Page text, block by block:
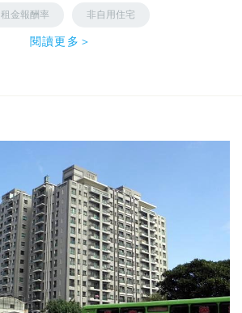
租金報酬率 非自用住宅
閱讀更多＞